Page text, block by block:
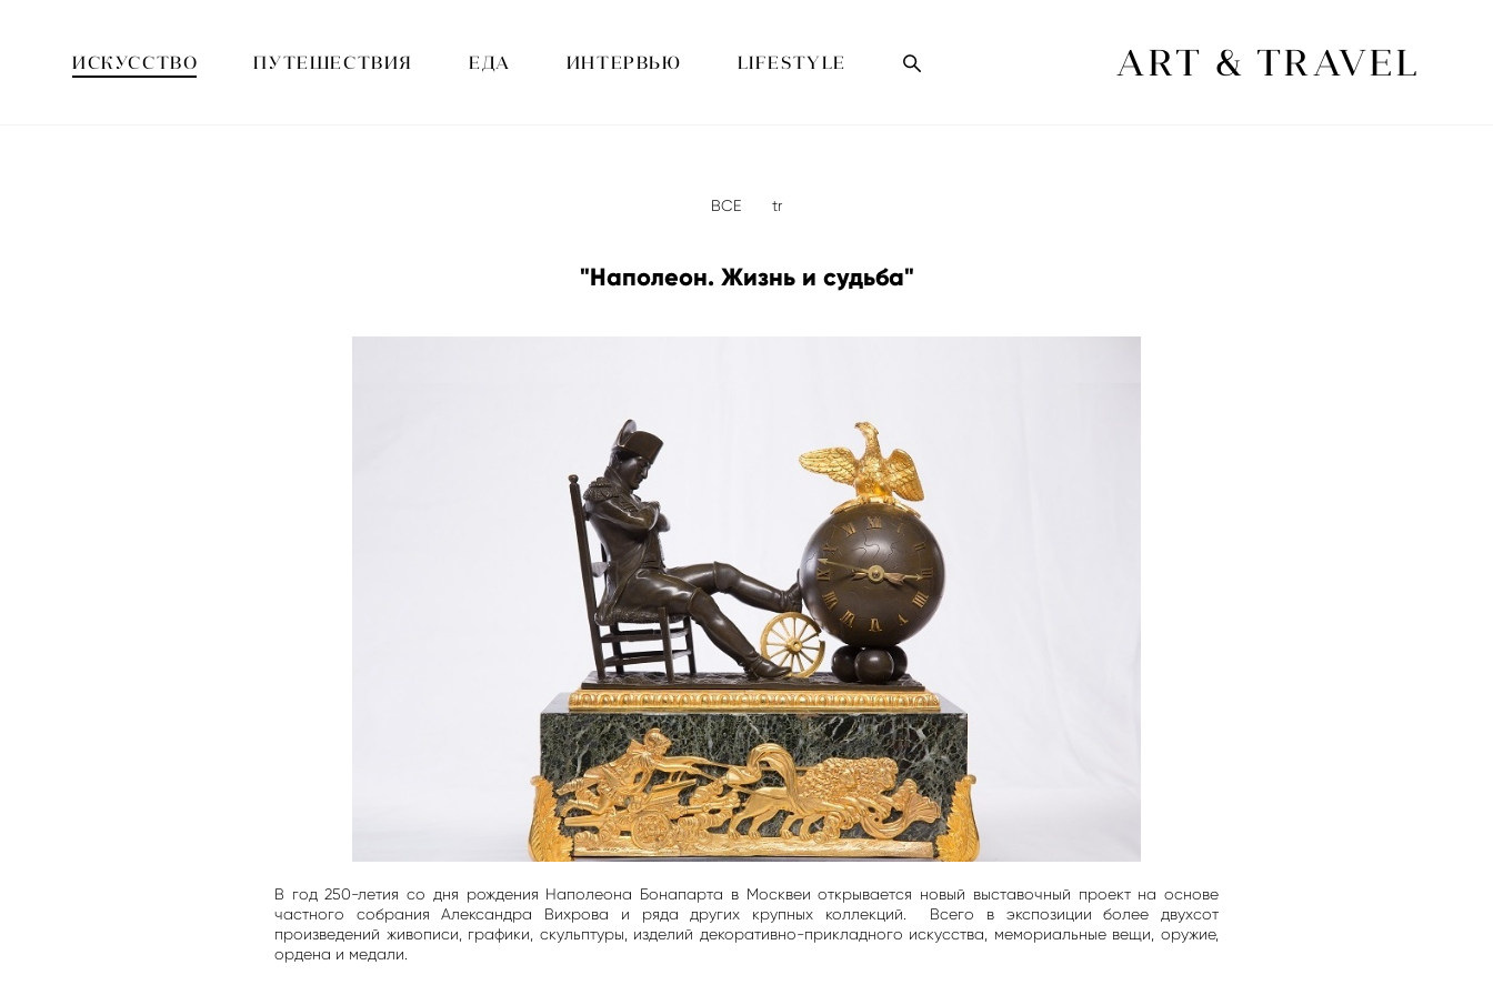
ART & TRAVEL
ИСКУССТВО ПУТЕШЕСТВИЯ ЕДА ИНТЕРВЬЮ LIFESTYLE
ВСЕ tr
"Наполеон. Жизнь и судьба"
В год 250-летия со дня рождения Наполеона Бонапарта в Москвеи открывается новый выставочный проект на основе
частного собрания Александра Вихрова и ряда других крупных коллекций. Всего в экспозиции более двухсот
произведений живописи, графики, скульптуры, изделий декоративно-прикладного искусства, мемориальные вещи, оружие,
ордена и медали.